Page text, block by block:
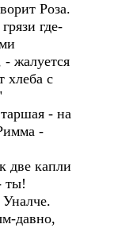
Роза.
где-
жалуется
хлеба с
- на
-
две капли
ты!
давно,